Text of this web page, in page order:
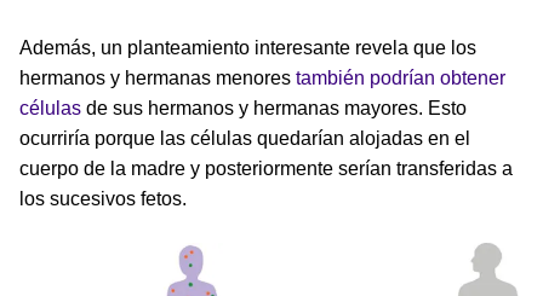
Además, un planteamiento interesante revela que los
hermanos y hermanas menores también podrían obtener
células de sus hermanos y hermanas mayores. Esto
ocurriría porque las células quedarían alojadas en el
cuerpo de la madre y posteriormente serían transferidas a
los sucesivos fetos.